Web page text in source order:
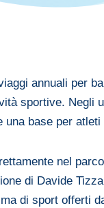
annuali per
sportive. Negli
base per
nel
di Davide
di sport offerti